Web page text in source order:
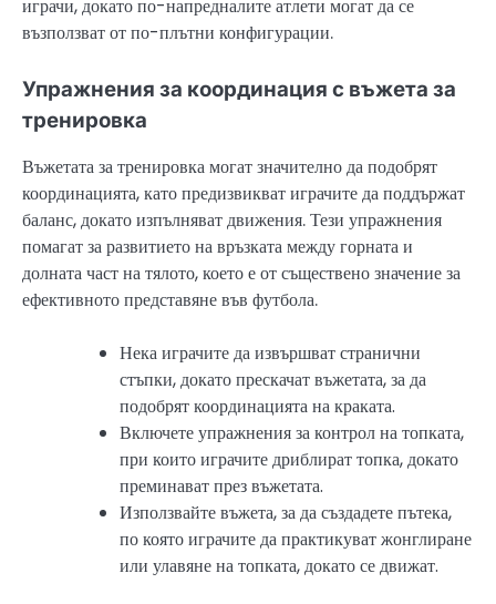
играчи, докато по-напредналите атлети могат да се
възползват от по-плътни конфигурации.
Упражнения за координация с въжета за
тренировка
Въжетата за тренировка могат значително да подобрят
координацията, като предизвикват играчите да поддържат
баланс, докато изпълняват движения. Тези упражнения
помагат за развитието на връзката между горната и
долната част на тялото, което е от съществено значение за
ефективното представяне във футбола.
Нека играчите да извършват странични
стъпки, докато прескачат въжетата, за да
подобрят координацията на краката.
Включете упражнения за контрол на топката,
при които играчите дриблират топка, докато
преминават през въжетата.
Използвайте въжета, за да създадете пътека,
по която играчите да практикуват жонглиране
или улавяне на топката, докато се движат.